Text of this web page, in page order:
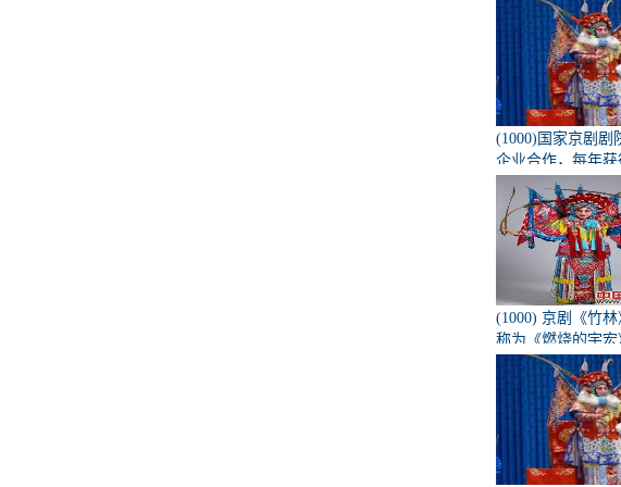
(1000)国家京剧剧
企业合作，每年获
元的创作经费。
(1000) 京剧《竹
称为《燃烧的宇宏